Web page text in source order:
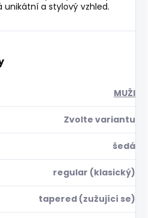
a stylový vzhled.
MUŽI
Zvolte variantu
šedá
regular (klasický)
tapered (zužující se)